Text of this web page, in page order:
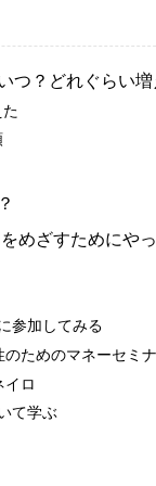
つ？どれぐらい増
めざすためにや
参加してみる
のためのマネーセミ
イロ
て学ぶ